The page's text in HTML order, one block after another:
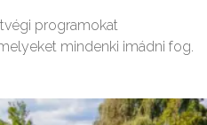
programokat
mindenki imádni fog.